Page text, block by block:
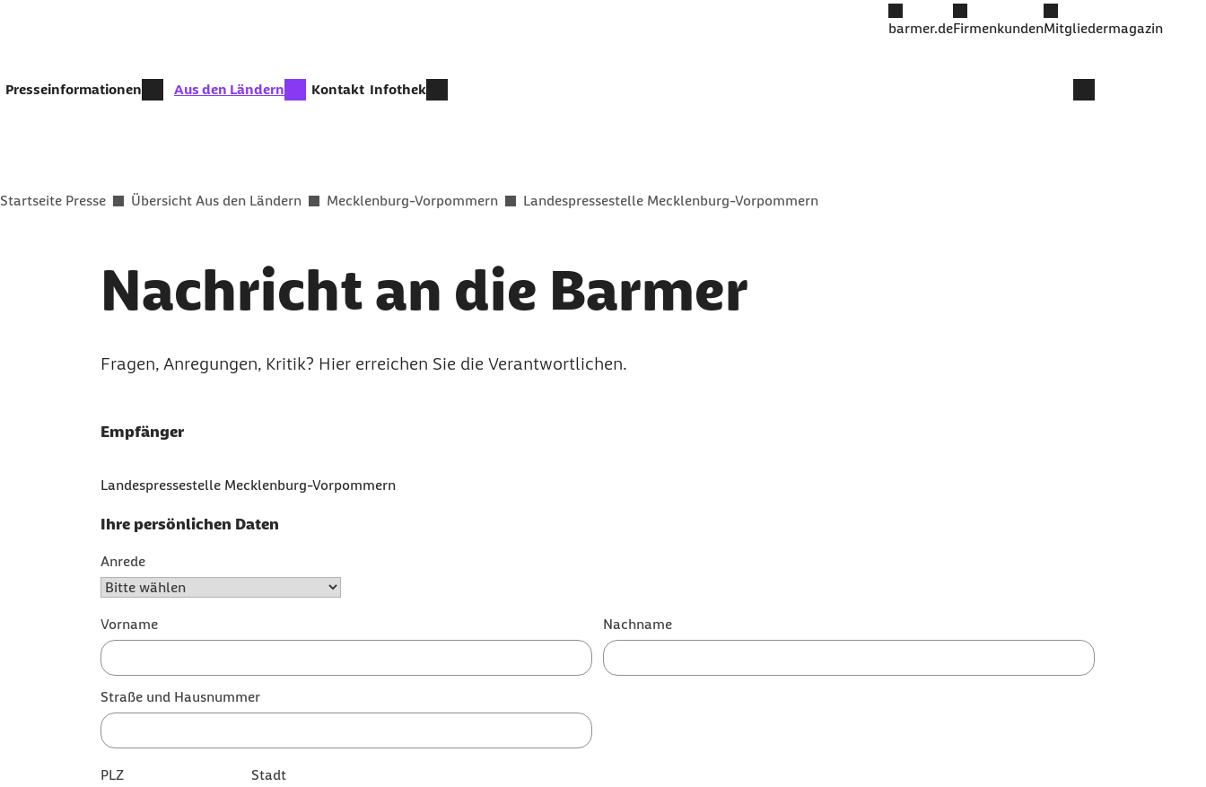
barmer.deFirmenkundenMitgliedermagazin
Presseinformationen zur Zeit aktiv:
Aus den Ländern Kontakt Infothek
Sie befinden sich hier:
Startseite Presse Übersicht Aus den Ländern Mecklenburg-Vorpommern Landespressestelle Mecklenburg-Vorpommern
Nachricht an die Barmer
Fragen, Anregungen, Kritik? Hier erreichen Sie die Verantwortlichen.
Empfänger
Landespressestelle Mecklenburg-Vorpommern
Ihre persönlichen Daten
Anrede
Vorname Nachname
Straße und Hausnummer
PLZ Stadt